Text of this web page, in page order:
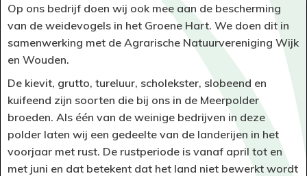
Op ons bedrijf doen wij ook mee aan de bescherming
van de weidevogels in het Groene Hart. We doen dit in
samenwerking met de Agrarische Natuurvereniging Wijk
en Wouden.
De kievit, grutto, tureluur, scholekster, slobeend en
kuifeend zijn soorten die bij ons in de Meerpolder
broeden. Als één van de weinige bedrijven in deze
polder laten wij een gedeelte van de landerijen in het
voorjaar met rust. De rustperiode is vanaf april tot en
met juni en dat betekent dat het land niet bewerkt wordt